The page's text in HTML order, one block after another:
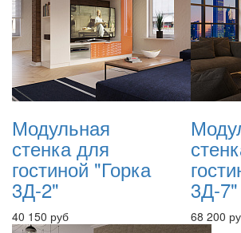
Модульная
стенка для
гостиной "Горка
3Д-2"
40 150 руб
3Д-7"
68 200